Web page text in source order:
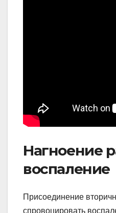
Нагноение
воспаление
Присоединение
спровоцировать